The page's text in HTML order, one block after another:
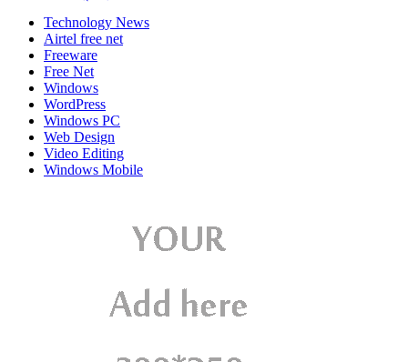
Technology News
Airtel free net
Freeware
Free Net
Windows
WordPress
Windows PC
Web Design
Video Editing
Windows Mobile